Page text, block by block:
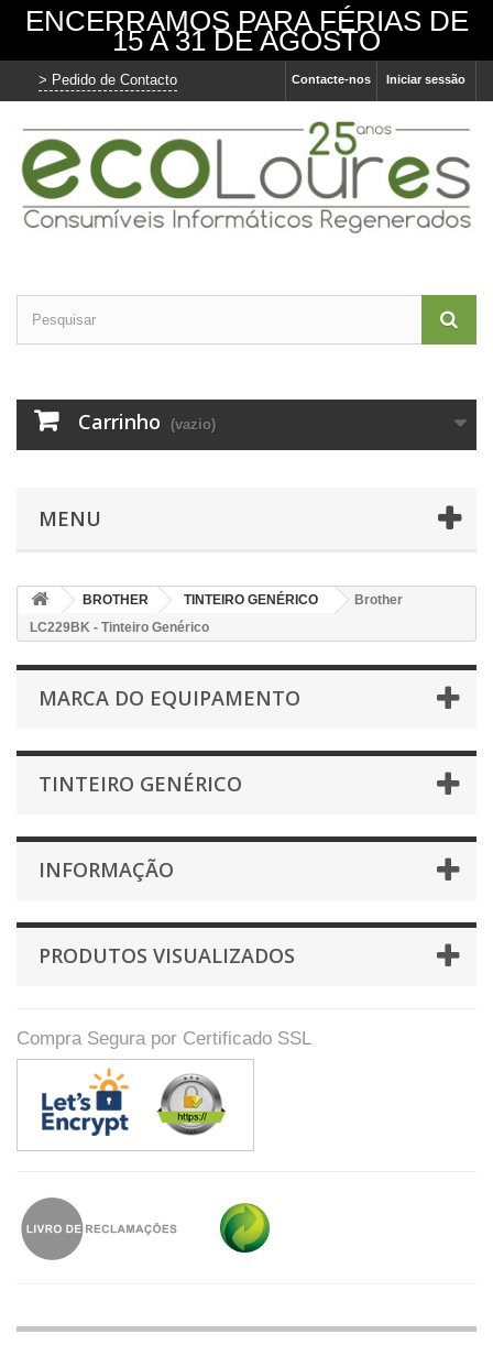
ENCERRAMOS PARA FÉRIAS DE
15 A 31 DE AGOSTO
Iniciar sessão
Contacte-nos
> Pedido de Contacto
Carrinho (vazio)
MENU
BROTHER TINTEIRO GENÉRICO
Brother
LC229BK - Tinteiro Genérico
MARCA DO EQUIPAMENTO
TINTEIRO GENÉRICO
INFORMAÇÃO
PRODUTOS VISUALIZADOS
Compra Segura por Certificado SSL